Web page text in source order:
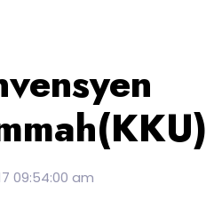
09:54:00 am